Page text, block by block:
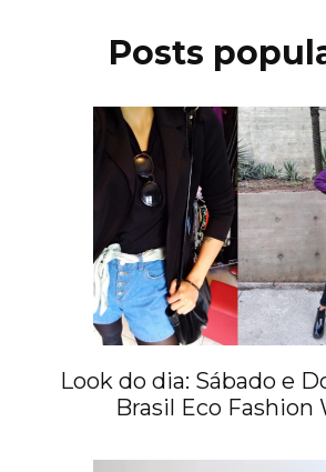
Posts
Look do dia: Sábado e
Brasil Eco Fashion